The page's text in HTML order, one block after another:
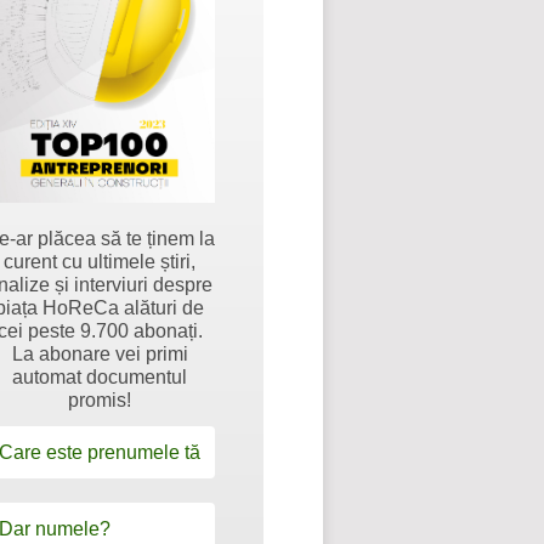
ar plăcea să te ținem la
curent cu ultimele știri,
și interviuri despre
HoReCa alături de
peste 9.700 abonați.
La abonare vei primi
automat documentul
promis!